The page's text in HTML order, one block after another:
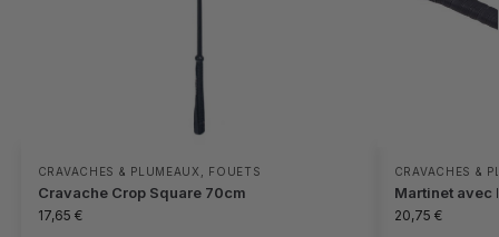
CRAVACHES & PLUMEAUX FOUETS
Cravache Crop Square 70cm
17,65 €
CRAVACHES &
Martinet avec
20,75 €